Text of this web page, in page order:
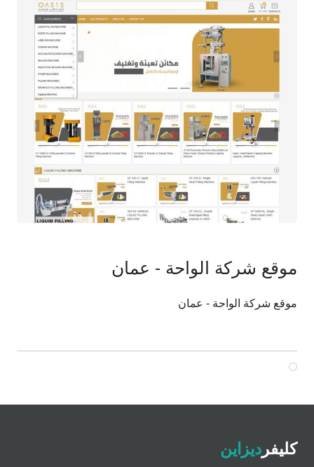
موقع شركة الواحة - عمان
موقع شركة الواحة - عمان
كليفرديزاين